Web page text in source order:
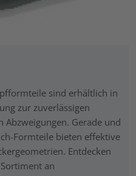
sind erhältlich in
zur zuverlässigen
Gerade und
Formteile bieten effektive
Entdecken
an